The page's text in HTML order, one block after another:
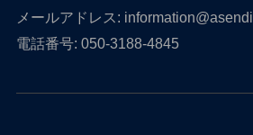
メールアドレス:
電話番号: 050-3188-4845